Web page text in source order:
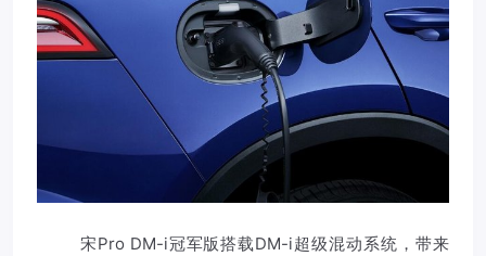
宋Pro DM-i冠军版搭载DM-i超级混动系统，带来